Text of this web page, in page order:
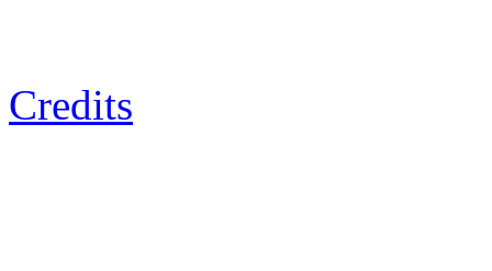
Credits